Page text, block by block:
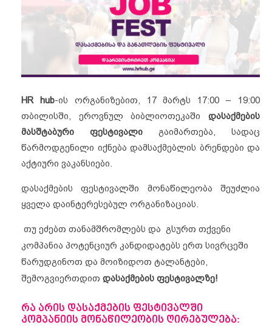
HR hub-ის ორგანიზებით, 17 მარტს 17:00 – 19:00
თბილისში, ეროვნულ ბიბლიოთეკაში დასაქმების
მასშტაბური ფესტივალი გაიმართება, სადაც
წარმოდგენილი იქნება დამსაქმებლის ბრენდები და
აქტიური ვაკანსიები.
დასაქმების ფესტივალში მონაწილეობა შეუძლია
ყველა დაინტერესებულ ორგანიზაციას.
თუ ეძებთ თანამშრომლებს და გსურთ თქვენი
კომპანია პოტენციურ კანდიდატებს ერთ სივრცეში
წარუდგინოთ და მოიზიდოთ ტალანტები,
შემოგვიერთდით დასაქმების ფესტივალზე!
რა არის დასაქმების ფესტივალში
კომპანიის მონაწილეობის ღირებულება: